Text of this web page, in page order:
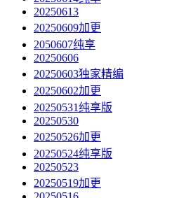
20250613
20250609加更
2050607纯享
20250606
20250603独家精编
20250602加更
20250531纯享版
20250530
20250526加更
20250524纯享版
20250523
20250519加更